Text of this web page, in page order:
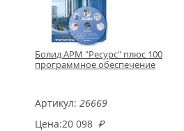
Болид АРМ "Ресурс" плюс 100
программное обеспечение
Артикул: 26669
Цена:20 098 ₽